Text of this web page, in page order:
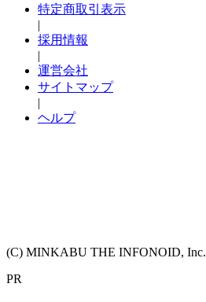
特定商取引表示
|
採用情報
|
運営会社
サイトマップ
|
ヘルプ
(C) MINKABU THE INFONOID, Inc.
PR